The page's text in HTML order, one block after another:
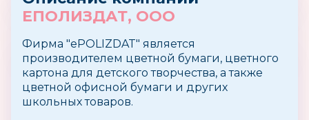
ЕПОЛИЗДАТ, ООО
Фирма "ePOLIZDAT" является
производителем цветной бумаги, цветного
картона для детского творчества, а также
цветной офисной бумаги и других
школьных товаров.